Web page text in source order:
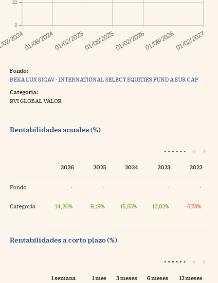
0
20
Fondo:
BEKA LUX SICAV - INTERNATIONAL SELECT EQUITIES FUND A EUR CAP
Categoría:
RVI GLOBAL VALOR
Rentabilidades anuales (%)
2026 2025 2024 2023 2022
Fondo · · · · ·
Categoría 14,20% 9,19% 15,53% 12,02% -7,78%
Rentabilidades a corto plazo (%)
1 semana 1 mes 3 meses 6 meses 12 meses